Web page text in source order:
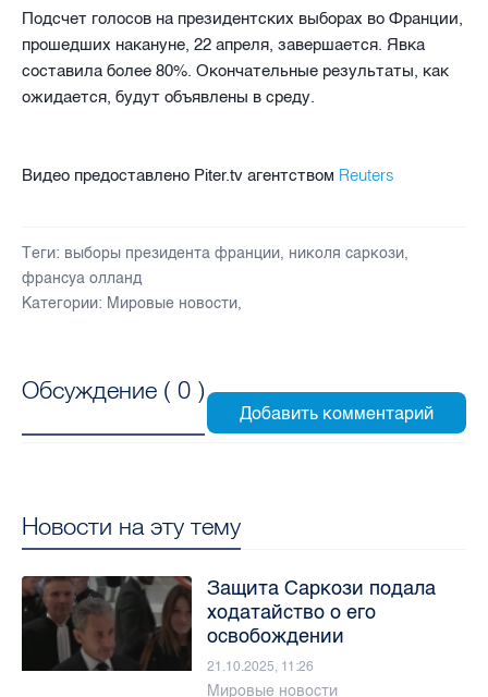
Подсчет голосов на президентских выборах во Франции,
прошедших накануне, 22 апреля, завершается. Явка
составила более 80%. Окончательные результаты, как
ожидается, будут объявлены в среду.
Видео предоставлено Piter.tv агентством Reuters
Теги: выборы президента франции, николя саркози,
франсуа олланд
Категории: Мировые новости,
Обсуждение ( 0 )
Новости на эту тему
Защита Саркози подала
ходатайство о его
освобождении
21.10.2025, 11:26
Мировые новости